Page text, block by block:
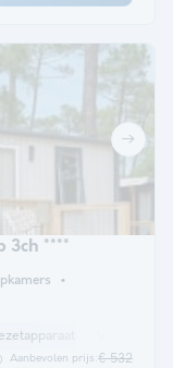
3ch ****
Aanbevolen prijs:€ 532